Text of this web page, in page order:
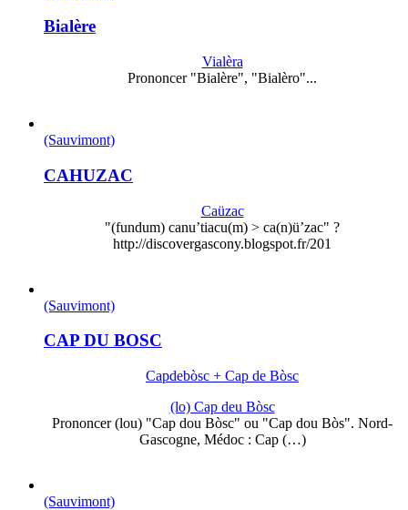
Bialère
Vialèra
Prononcer "Bialère", "Bialèro"...
(Sauvimont)
CAHUZAC
Caüzac
"(fundum) canu’tiacu(m) > ca(n)ü’zac" ?
http://discovergascony.blogspot.fr/201
(Sauvimont)
CAP DU BOSC
Capdebòsc + Cap de Bòsc
(lo) Cap deu Bòsc
Prononcer (lou) "Cap dou Bòsc" ou "Cap dou Bòs". Nord-
Gascogne, Médoc : Cap (…)
(Sauvimont)